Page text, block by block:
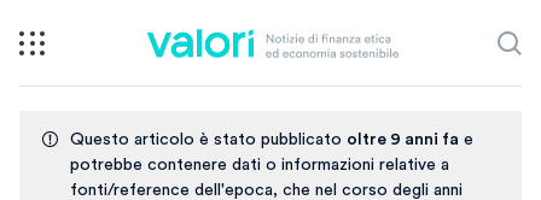
Questo articolo è stato pubblicato oltre 9 anni fa e
potrebbe contenere dati o informazioni relative a
fonti/reference dell'epoca, che nel corso degli anni